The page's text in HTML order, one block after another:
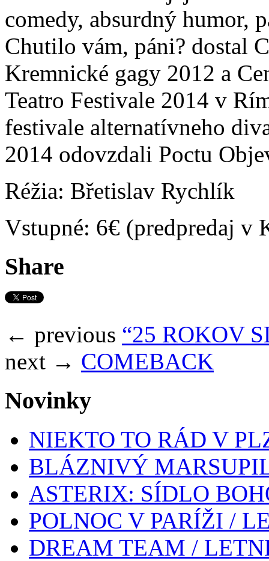
comedy, absurdný humor,
Chutilo vám, páni? dostal
Kremnické gagy 2012 a
Teatro Festivale 2014 v
festivale alternatívneho
2014 odovzdali Poctu
Réžia: Břetislav Rychlík
Vstupné: 6€ (predpredaj v
Share
← previous “25 ROKOV
next → COMEBACK
Novinky
NIEKTO TO RÁD V
BLÁZNIVÝ
ASTERIX: SÍDLO
POLNOC V PARÍŽI /
DREAM TEAM /